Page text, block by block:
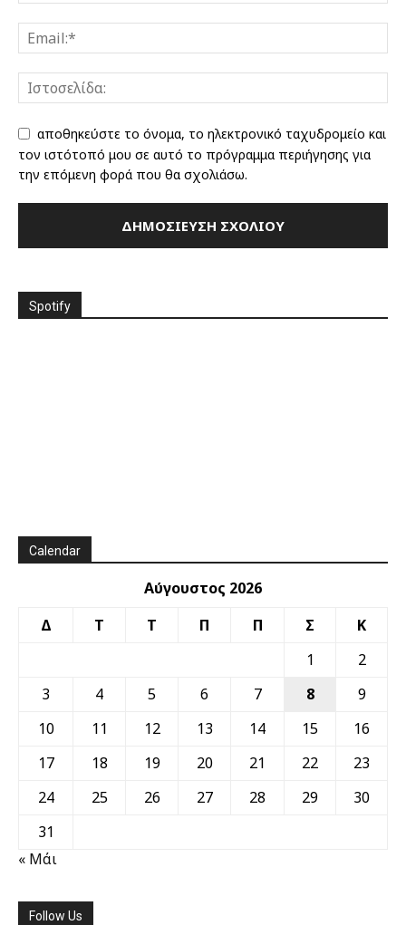
αποθηκεύστε το όνομα, το ηλεκτρονικό ταχυδρομείο και
τον ιστότοπό μου σε αυτό το πρόγραμμα περιήγησης για
την επόμενη φορά που θα σχολιάσω.
Spotify
Calendar
Αύγουστος 2026
Δ
Τ Τ Π Π Σ
Κ
1
2
3
4 5 6 7 8
9
10
11 12 13 14 15
16
17
18 19 20 21 22
23
24
25 26 27 28 29
30
31
« Μάι
Follow Us